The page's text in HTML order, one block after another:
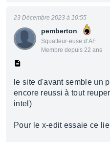
pemberton
Squatteur·euse d’AF
Membre depuis 22 ans
23 Décembre 2023 à 10:55
le site d'avant semble un
encore reussi à tout
intel)
Pour le x-edit essaie ce